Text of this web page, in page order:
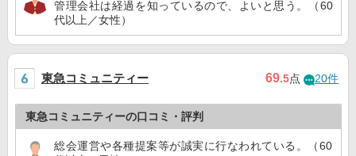
管理会社は経過を知っているので、よいと思う。（60
代以上／女性）
東急コミュニティー 69.5点 20件
東急コミュニティーの口コミ・評判
総会運営や各種提案等が誠実に行なわれている。（60